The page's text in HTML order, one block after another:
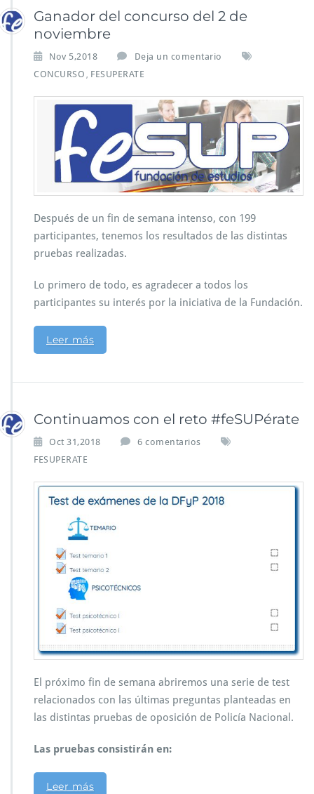
Ganador del concurso del 2 de
noviembre
Nov 5,2018
Deja un comentario
CONCURSO , FESUPERATE
Después de un fin de semana intenso, con 199
participantes, tenemos los resultados de las distintas
pruebas realizadas.
Lo primero de todo, es agradecer a todos los
participantes su interés por la iniciativa de la Fundación.
Leer más
Continuamos con el reto #feSUPérate
Oct 31,2018
6 comentarios
FESUPERATE
El próximo fin de semana abriremos una serie de test
relacionados con las últimas preguntas planteadas en
las distintas pruebas de oposición de Policía Nacional.
Las pruebas consistirán en:
Leer más